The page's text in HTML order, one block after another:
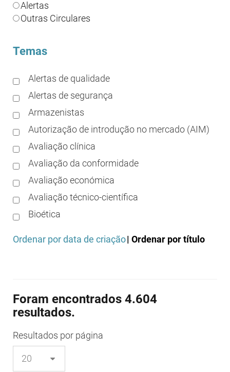
Alertas
Outras Circulares
Temas
Alertas de qualidade
Alertas de segurança
Armazenistas
Autorização de introdução no mercado (AIM)
Avaliação clínica
Avaliação da conformidade
Avaliação económica
Avaliação técnico-científica
Bioética
Boas práticas de distribuição
Boas práticas de investigação
Boas práticas de laboratório
Boas práticas regulamentares
Certificação
Ordenar por data de criação| Ordenar por título
Foram encontrados 4.604
resultados.
Resultados por página